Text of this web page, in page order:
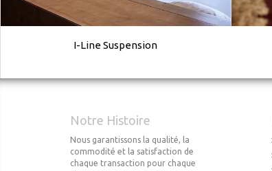
I-Line Suspension
Notre Histoire
Nous garantissons la qualité, la
commodité et la satisfaction de
chaque transaction pour chaque